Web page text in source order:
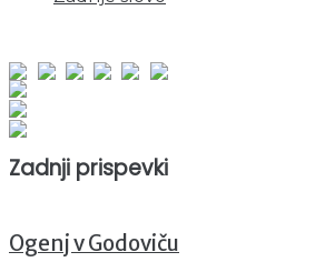
Zadnji prispevki
Ogenj v Godoviču